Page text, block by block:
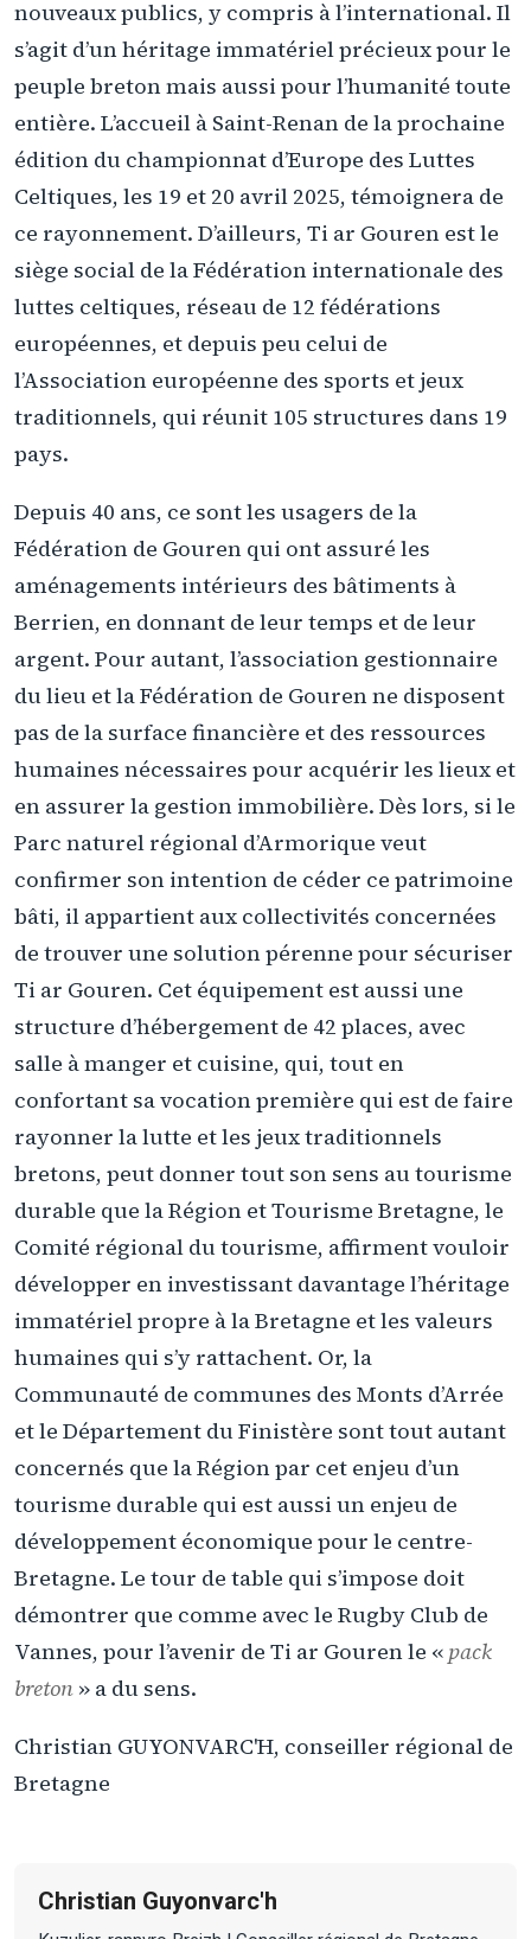
nouveaux publics, y compris à l’international. Il
s’agit d’un héritage immatériel précieux pour le
peuple breton mais aussi pour l’humanité toute
entière. L’accueil à Saint-Renan de la prochaine
édition du championnat d’Europe des Luttes
Celtiques, les 19 et 20 avril 2025, témoignera de
ce rayonnement. D’ailleurs, Ti ar Gouren est le
siège social de la Fédération internationale des
luttes celtiques, réseau de 12 fédérations
européennes, et depuis peu celui de
l’Association européenne des sports et jeux
traditionnels, qui réunit 105 structures dans 19
pays.
Depuis 40 ans, ce sont les usagers de la
Fédération de Gouren qui ont assuré les
aménagements intérieurs des bâtiments à
Berrien, en donnant de leur temps et de leur
argent. Pour autant, l’association gestionnaire
du lieu et la Fédération de Gouren ne disposent
pas de la surface financière et des ressources
humaines nécessaires pour acquérir les lieux et
en assurer la gestion immobilière. Dès lors, si le
Parc naturel régional d’Armorique veut
confirmer son intention de céder ce patrimoine
bâti, il appartient aux collectivités concernées
de trouver une solution pérenne pour sécuriser
Ti ar Gouren. Cet équipement est aussi une
structure d’hébergement de 42 places, avec
salle à manger et cuisine, qui, tout en
confortant sa vocation première qui est de faire
rayonner la lutte et les jeux traditionnels
bretons, peut donner tout son sens au tourisme
durable que la Région et Tourisme Bretagne, le
Comité régional du tourisme, affirment vouloir
développer en investissant davantage l’héritage
immatériel propre à la Bretagne et les valeurs
humaines qui s’y rattachent. Or, la
Communauté de communes des Monts d’Arrée
et le Département du Finistère sont tout autant
concernés que la Région par cet enjeu d’un
tourisme durable qui est aussi un enjeu de
développement économique pour le centre-
Bretagne. Le tour de table qui s’impose doit
démontrer que comme avec le Rugby Club de
Vannes, pour l’avenir de Ti ar Gouren le « pack
breton » a du sens.
Christian GUYONVARC'H, conseiller régional de
Bretagne
Christian Guyonvarc'h